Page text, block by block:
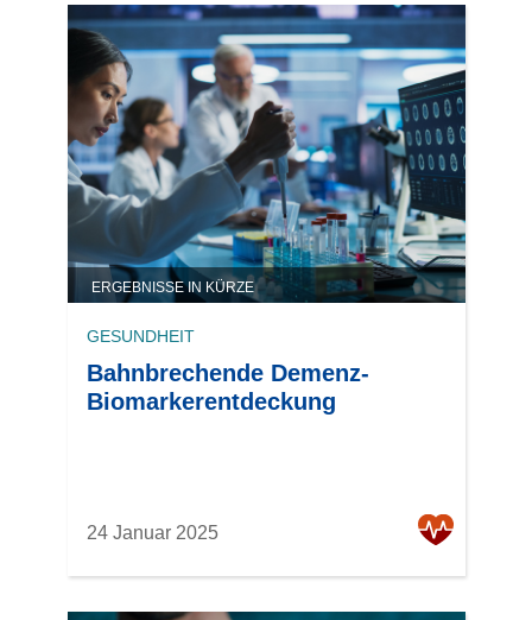
ERGEBNISSE IN KÜRZE
GESUNDHEIT
Bahnbrechende Demenz-
Biomarkerentdeckung
24 Januar 2025